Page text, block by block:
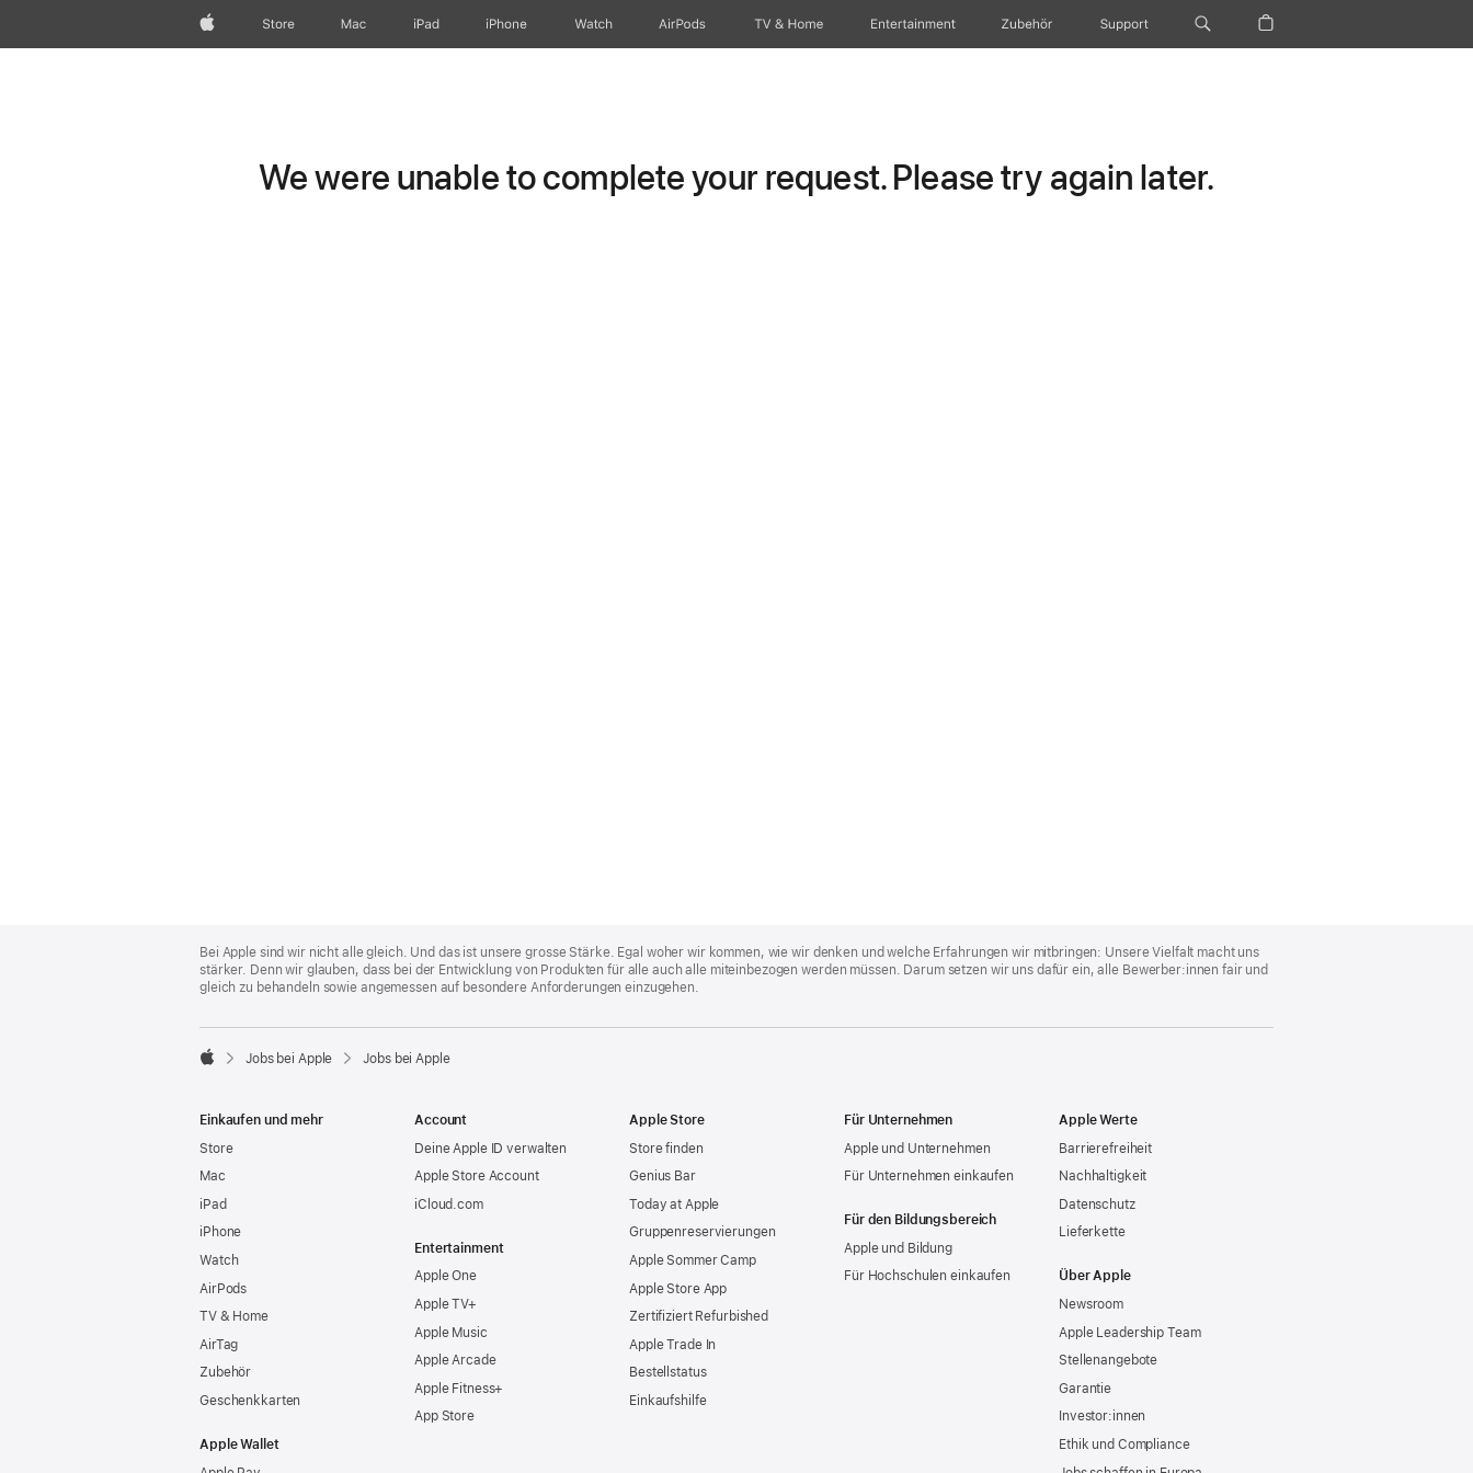
Apple Store Mac iPad iPhone Watch AirPods TV & Home Entertainment Zubehör Support
We were unable to complete your request. Please try again later.
Footer
Bei Apple sind wir nicht alle gleich. Und das ist unsere grosse Stärke. Egal woher wir kommen, wie wir denken und welche Erfahrungen wir mitbringen: Unsere Vielfalt macht uns
stärker. Denn wir glauben, dass bei der Entwicklung von Produkten für alle auch alle miteinbezogen werden müssen. Darum setzen wir uns dafür ein, alle Bewerber:innen fair und
gleich zu behandeln sowie angemessen auf besondere Anforderungen einzugehen.

Jobs bei Apple Jobs bei Apple
Einkaufen und mehr
Store
Mac
iPad
iPhone
Watch
AirPods
TV & Home
AirTag
Zubehör
Geschenkkarten
Apple Wallet
Account
Deine Apple ID verwalten
Apple Store Account
iCloud.com
Entertainment
Apple One
Apple TV+
Apple Music
Apple Arcade
Apple Fitness+
App Store
Apple Store
Store finden
Genius Bar
Today at Apple
Gruppen­reservierungen
Apple Sommer Camp
Apple Store App
Zertifiziert Refurbished
Apple Trade In
Bestellstatus
Einkaufshilfe
Für Unternehmen
Apple und Unternehmen
Für Unternehmen einkaufen
Für den Bildungsbereich
Apple und Bildung
Für Hochschulen einkaufen
Apple Werte
Barrierefreiheit
Nachhaltigkeit
Datenschutz
Lieferkette
Über Apple
Newsroom
Apple Leadership Team
Stellenangebote
Garantie
Investor:innen
Ethik und Compliance